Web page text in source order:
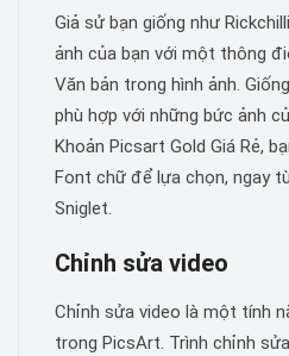
Giả sử bạn giống như
ảnh của bạn với một thông
Văn bản trong hình ảnh.
phù hợp với những bức ảnh
Khoản Picsart Gold Giá Rẻ,
Font chữ để lựa chọn, ngay
Sniglet.
Chỉnh sửa video
Chỉnh sửa video là một tính
trong PicsArt. Trình chỉnh